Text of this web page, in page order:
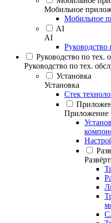
Мобильное
Мобильное
AI
AI
Руководство
Руководство по тех.
Руководство по тех.
Установка
Установка
Стек
Приложение